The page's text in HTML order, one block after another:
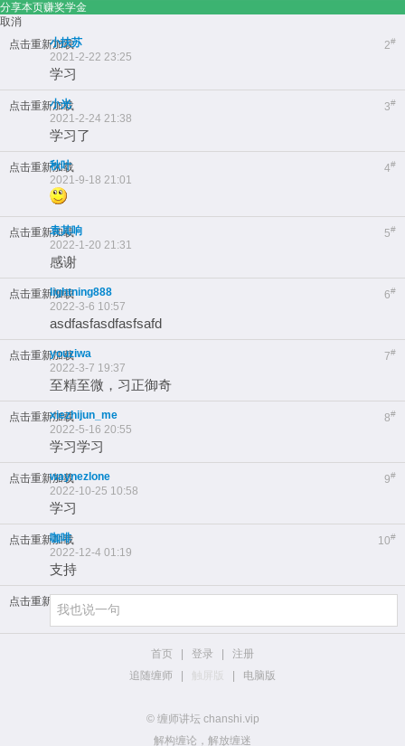
分享本页赚奖学金
取消
点击重新加载
2#
小扶苏
2021-2-22 23:25
学习
点击重新加载 3#
小光
2021-2-24 21:38
学习了
点击重新加载 4#
秋叶
2021-9-18 21:01
点击重新加载 5#
袁其响
2022-1-20 21:31
感谢
点击重新加载 6#
lightning888
2022-3-6 10:57
asdfasfasdfasfsafd
点击重新加载 7#
youziwa
2022-3-7 19:37
至精至微，习正御奇
点击重新加载 8#
xiezhijun_me
2022-5-16 20:55
学习学习
点击重新加载 9#
waynezlone
2022-10-25 10:58
学习
点击重新加载 10#
咖啡
2022-12-4 01:19
支持
点击重新加载
首页 登录
注册
追随缠师
触屏版 电脑版
© 缠师讲坛 chanshi.vip
解构缠论，解放缠迷